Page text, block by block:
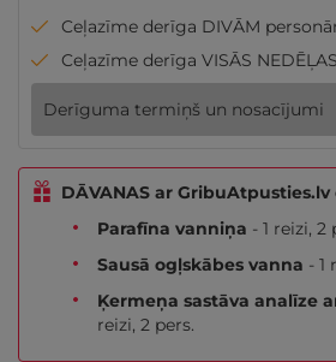
Ceļazīme derīga DIVĀM
Ceļazīme derīga VISĀS
Derīguma termiņš un nosacījumi
DĀVANAS ar
Parafīna vanniņa - 1 reizi, 2
Sausā ogļskābes vanna - 1
Ķermeņa sastāva analīze
reizi, 2 pers.